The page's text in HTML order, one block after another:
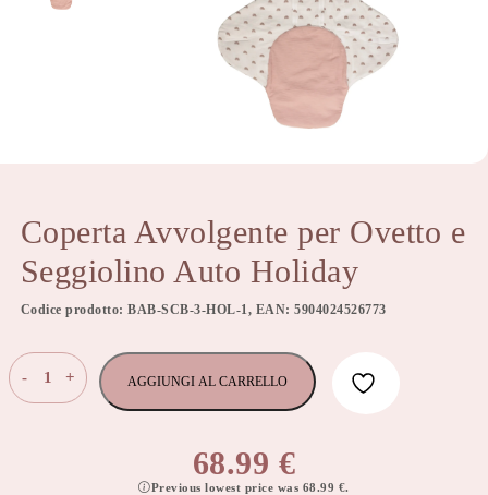
Coperta Avvolgente per Ovetto e
Seggiolino Auto Holiday
Codice prodotto: BAB-SCB-3-HOL-1, EAN: 5904024526773
-
Coperta
Avvolgente
+ AGGIUNGI AL CARRELLO
68.99 €
Previous lowest price was 68.99 €.